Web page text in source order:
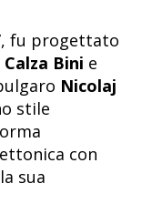
fu progettato
Bini e
Nicolaj
stile
con
sua